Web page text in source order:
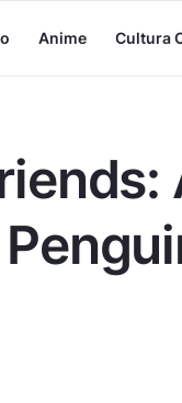
Anime Cultura